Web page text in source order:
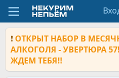
❗ ОТКРЫТ НАБОР В
АЛКОГОЛЯ - УВЕРТЮРА
ЖДЕМ ТЕБЯ!!